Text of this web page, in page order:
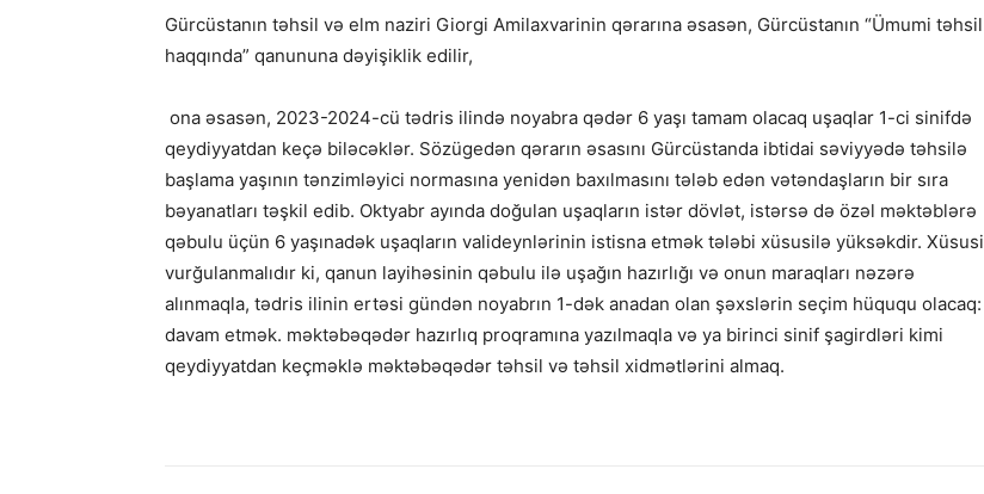
Gürcüstanın təhsil və elm naziri Giorgi Amilaxvarinin qərarına əsasən, Gürcüstanın “Ümumi təhsil
haqqında” qanununa dəyişiklik edilir,
ona əsasən, 2023-2024-cü tədris ilində noyabra qədər 6 yaşı tamam olacaq uşaqlar 1-ci sinifdə
qeydiyyatdan keçə biləcəklər. Sözügedən qərarın əsasını Gürcüstanda ibtidai səviyyədə təhsilə
başlama yaşının tənzimləyici normasına yenidən baxılmasını tələb edən vətəndaşların bir sıra
bəyanatları təşkil edib. Oktyabr ayında doğulan uşaqların istər dövlət, istərsə də özəl məktəblərə
qəbulu üçün 6 yaşınadək uşaqların valideynlərinin istisna etmək tələbi xüsusilə yüksəkdir. Xüsusi
vurğulanmalıdır ki, qanun layihəsinin qəbulu ilə uşağın hazırlığı və onun maraqları nəzərə
alınmaqla, tədris ilinin ertəsi gündən noyabrın 1-dək anadan olan şəxslərin seçim hüququ olacaq:
davam etmək. məktəbəqədər hazırlıq proqramına yazılmaqla və ya birinci sinif şagirdləri kimi
qeydiyyatdan keçməklə məktəbəqədər təhsil və təhsil xidmətlərini almaq.